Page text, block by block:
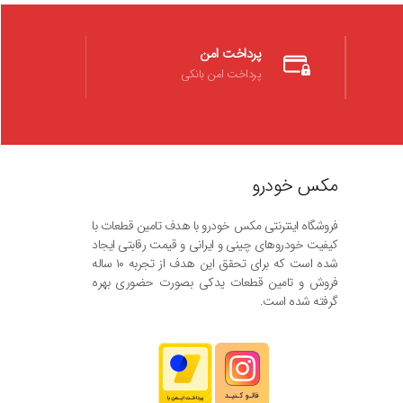
پرداخت امن
پرداخت امن بانکی
مکس خودرو
فروشگاه اینترنتی مکس خودرو با هدف تامین قطعات با
کیفیت خودروهای چینی و ایرانی و قیمت رقابتی ایجاد
شده است که برای تحقق این هدف از تجربه ۱۰ ساله
فروش و تامین قطعات یدکی بصورت حضوری بهره
گرفته شده است.